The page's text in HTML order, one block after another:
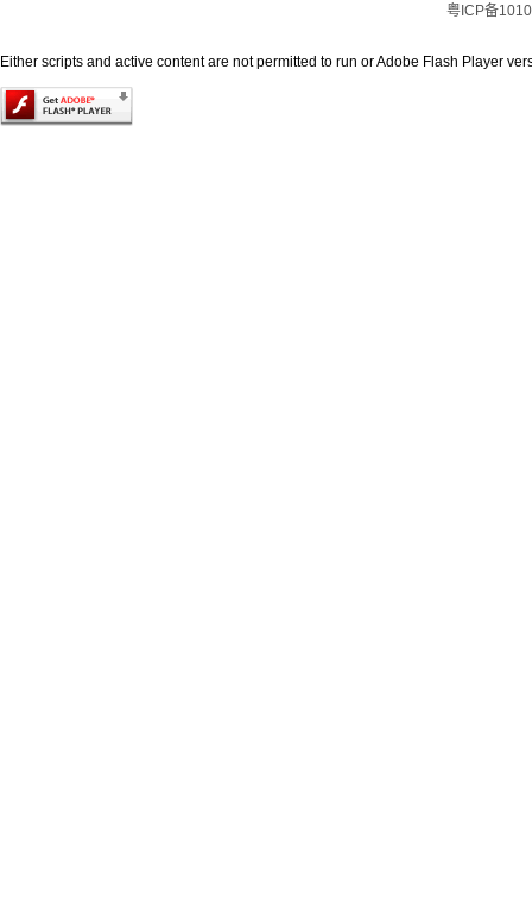
粤ICP备
Either scripts and active content are not permitted to run or Adobe Flash Player